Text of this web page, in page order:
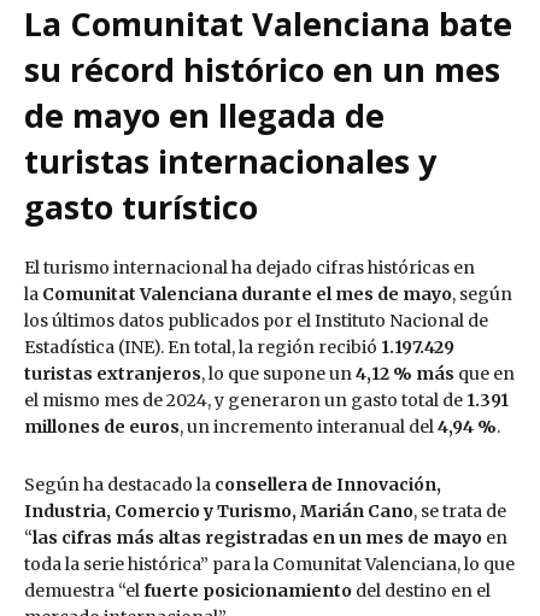
La Comunitat Valenciana bate
su récord histórico en un mes
de mayo en llegada de
turistas internacionales y
gasto turístico
El turismo internacional ha dejado cifras históricas en
la Comunitat Valenciana durante el mes de mayo, según
los últimos datos publicados por el Instituto Nacional de
Estadística (INE). En total, la región recibió 1.197.429
turistas extranjeros, lo que supone un4,12 % más que en
el mismo mes de 2024, y generaron un gasto total de 1.391
millones de euros, un incremento interanual del4,94 %.
Según ha destacado la consellera de Innovación,
Industria, Comercio y Turismo, Marián Cano, se trata de
“las cifras más altas registradas en un mes de mayo en
toda la serie histórica” para la Comunitat Valenciana, lo que
demuestra “elfuerte posicionamiento del destino en el